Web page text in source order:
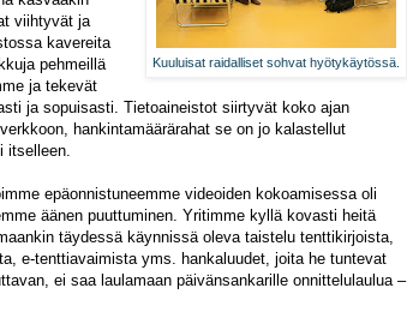
Kuuluisat raidalliset sohvat hyötykäytössä.
viihtyvät ja
kavereita
pehmeillä
ja tekevät
ja sopuisasti. Tietoaineistot siirtyvät koko ajan
hankintamäärärahat se on jo kalastellut
itselleen.
epäonnistuneemme videoiden kokoamisessa oli
äänen puuttuminen. Yritimme kyllä kovasti heitä
täydessä käynnissä oleva taistelu tenttikirjoista,
e-tenttiavaimista yms. hankaluudet, joita he tuntevat
ei saa laulamaan päivänsankarille onnittelulaulua –